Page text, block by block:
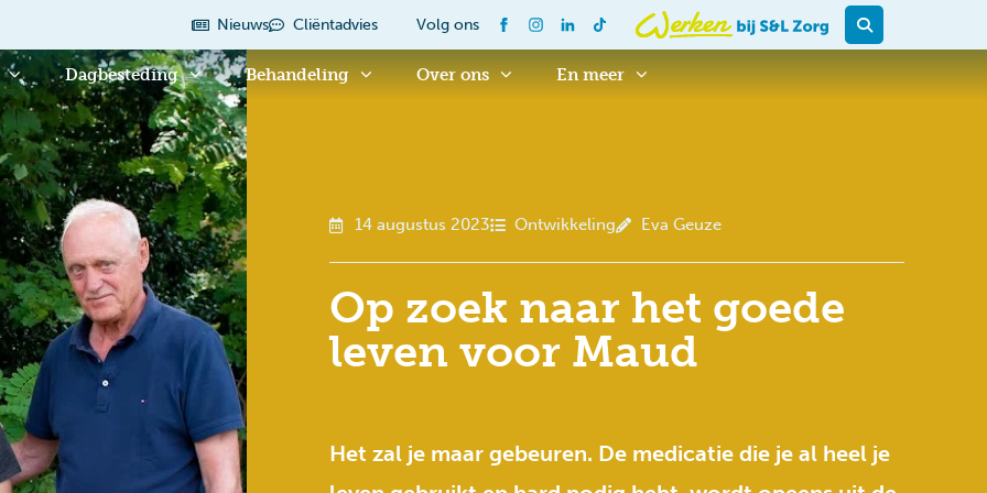
Nieuws Cliëntadvies Volg ons
Dagbesteding Behandeling Over ons En meer
14 augustus 2023 Ontwikkeling Eva Geuze
Op zoek naar het goede
leven voor Maud
Het zal je maar gebeuren. De medicatie die je al heel je